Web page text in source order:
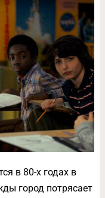
в 80-х годах в
город потрясает